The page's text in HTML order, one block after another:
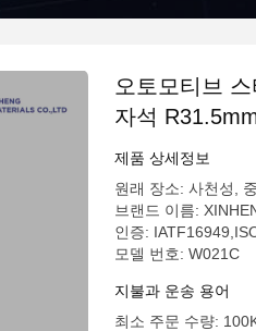
오토모티브
자석
제품 상세정보
원래 장소: 사천성,
브랜드 이름:
인증:
모델 번호: W021C
지불과 운송 용어
최소 주문 수량: